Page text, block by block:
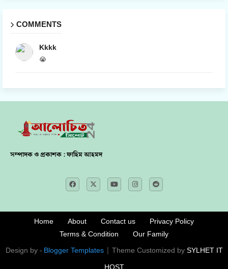
COMMENTS
Kkkk
😭
সম্পাদক ও প্রকাশক : ফাহিম আহমদ
Home About Contact us
Privacy Policy
Terms & Condition
Our Family
Design by - Blogger Templates | Theme Customized bySYLHET IT